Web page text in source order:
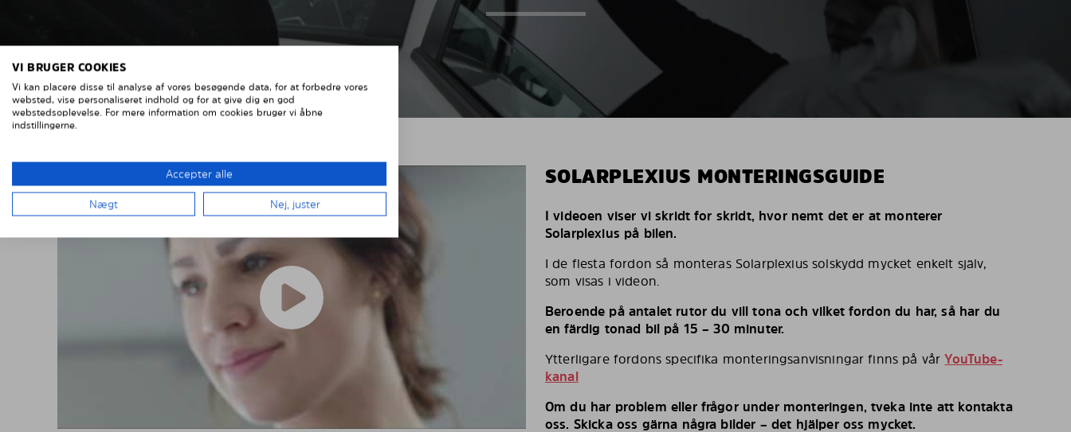
SOLARPLEXIUS MONTERINGSGUIDE
I videoen viser vi skridt for skridt, hvor nemt det er at monterer
Solarplexius på bilen.
I de flesta fordon så monteras Solarplexius solskydd mycket enkelt själv,
som visas i videon.
Beroende på antalet rutor du vill tona och vilket fordon du har, så har du
en färdig tonad bil på 15 – 30 minuter.
Ytterligare fordons specifika monteringsanvisningar finns på vårYouTube-
kanal
Om du har problem eller frågor under monteringen, tveka inte att kontakta
oss. Skicka oss gärna några bilder – det hjälper oss mycket.
VI BRUGER COOKIES
Vi kan placere disse til analyse af vores besøgende data, for at forbedre vores
websted, vise personaliseret indhold og for at give dig en god
webstedsoplevelse. For mere information om cookies bruger vi åbne
indstillingerne.
Accepter alle
Nægt Nej, juster